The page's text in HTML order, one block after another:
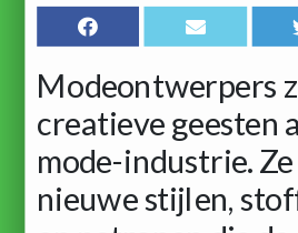
Modeontwerpers
creatieve geesten
mode-industrie.
nieuwe stijlen,